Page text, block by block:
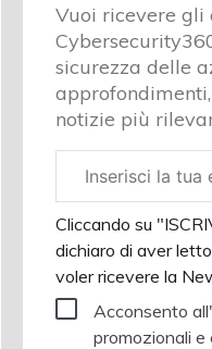
Vuoi ricevere gli
sicurezza delle
notizie più
aziendale
Cliccando su
dichiaro di aver
voler ricevere la
Acconsento
promozionali e